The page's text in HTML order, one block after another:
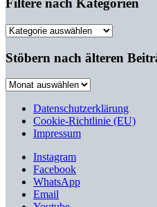
Filtere nach Kategorien
Filtere
Kategorien
Stöbern nach älteren
Stöbern
älteren
Beiträgen
Datenschutzerklärung
Cookie-Richtlinie (EU)
Impressum
Instagram
Facebook
WhatsApp
Email